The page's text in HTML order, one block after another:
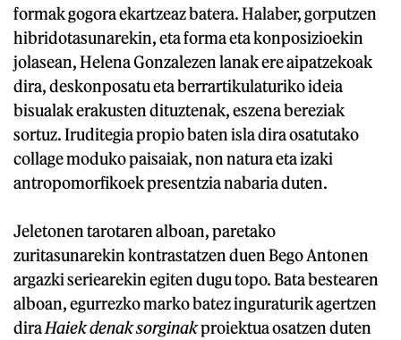
formak gogora ekartzeaz batera. Halaber, gorputzen
hibridotasunarekin, eta forma eta konposizioekin
jolasean, Helena Gonzalezen lanak ere aipatzekoak
dira, deskonposatu eta berrartikulaturiko ideia
bisualak erakusten dituztenak, eszena bereziak
sortuz. Iruditegia propio baten isla dira osatutako
collage moduko paisaiak, non natura eta izaki
antropomorfikoek presentzia nabaria duten.
Jeletonen tarotaren alboan, paretako
zuritasunarekin kontrastatzen duen Bego Antonen
argazki seriearekin egiten dugu topo. Bata bestearen
alboan, egurrezko marko batez inguraturik agertzen
diraHaiek denak sorginakproiektua osatzen duten